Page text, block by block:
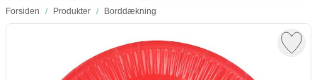
Skip to Content
Forsiden / Produkter / Borddækning